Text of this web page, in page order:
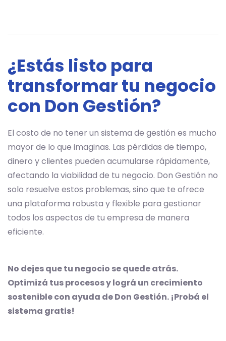
¿Estás listo para
transformar tu negocio
con Don Gestión?
El costo de no tener un sistema de gestión es mucho
mayor de lo que imaginas. Las pérdidas de tiempo,
dinero y clientes pueden acumularse rápidamente,
afectando la viabilidad de tu negocio. Don Gestión no
solo resuelve estos problemas, sino que te ofrece
una plataforma robusta y flexible para gestionar
todos los aspectos de tu empresa de manera
eficiente.
No dejes que tu negocio se quede atrás.
Optimizá tus procesos y lográ un crecimiento
sostenible con ayuda de Don Gestión. ¡Probá el
sistema gratis!